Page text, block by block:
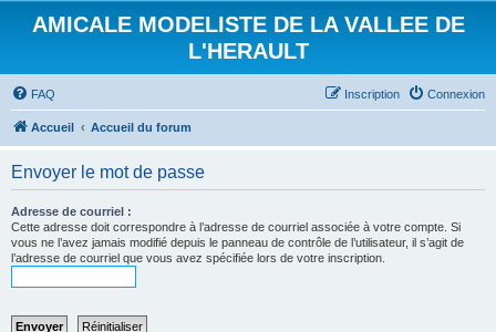
AMICALE MODELISTE DE LA VALLEE DE
L'HERAULT
FAQ Connexion
Inscription
Accueil Accueil du forum
Envoyer le mot de passe
Adresse de courriel :
Cette adresse doit correspondre à l’adresse de courriel associée à votre compte. Si
vous ne l’avez jamais modifié depuis le panneau de contrôle de l’utilisateur, il s’agit de
l’adresse de courriel que vous avez spécifiée lors de votre inscription.